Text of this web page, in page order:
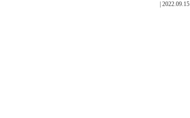
2022.09.15